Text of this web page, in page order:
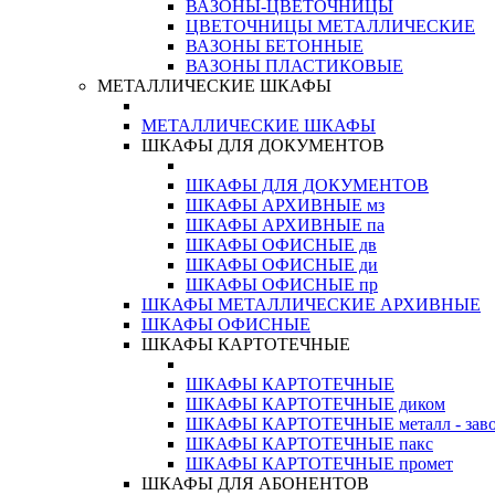
ВАЗОНЫ-ЦВЕТОЧНИЦЫ
ЦВЕТОЧНИЦЫ МЕТАЛЛИЧЕСКИЕ
ВАЗОНЫ БЕТОННЫЕ
ВАЗОНЫ ПЛАСТИКОВЫЕ
МЕТАЛЛИЧЕСКИЕ ШКАФЫ
МЕТАЛЛИЧЕСКИЕ ШКАФЫ
ШКАФЫ ДЛЯ ДОКУМЕНТОВ
ШКАФЫ ДЛЯ ДОКУМЕНТОВ
ШКАФЫ АРХИВНЫЕ мз
ШКАФЫ АРХИВНЫЕ па
ШКАФЫ ОФИСНЫЕ дв
ШКАФЫ ОФИСНЫЕ ди
ШКАФЫ ОФИСНЫЕ пр
ШКАФЫ МЕТАЛЛИЧЕСКИЕ АРХИВНЫЕ
ШКАФЫ ОФИСНЫЕ
ШКАФЫ КАРТОТЕЧНЫЕ
ШКАФЫ КАРТОТЕЧНЫЕ
ШКАФЫ КАРТОТЕЧНЫЕ диком
ШКАФЫ КАРТОТЕЧНЫЕ металл -
ШКАФЫ КАРТОТЕЧНЫЕ пакс
ШКАФЫ КАРТОТЕЧНЫЕ промет
ШКАФЫ ДЛЯ АБОНЕНТОВ